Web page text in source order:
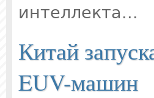
интеллекта...
Китай
EUV-машин